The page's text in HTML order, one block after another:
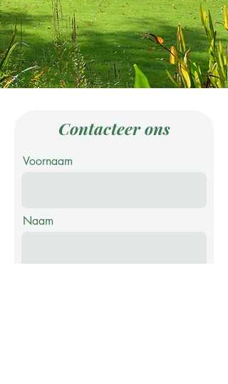
Contacteer ons
Voornaam
Naam